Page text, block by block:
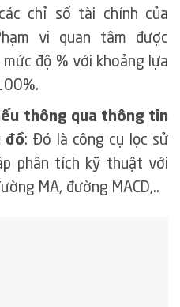
chỉ số tài chính của
vi quan tâm được
độ % với khoảng lựa
thông qua thông tin
đồ: Đó là công cụ lọc sử
phân tích kỹ thuật với
MA, đường MACD,..